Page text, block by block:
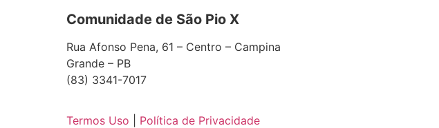
Comunidade de São Pio X
Rua Afonso Pena, 61 – Centro – Campina
Grande – PB
(83) 3341-7017
Termos Uso Política de Privacidade